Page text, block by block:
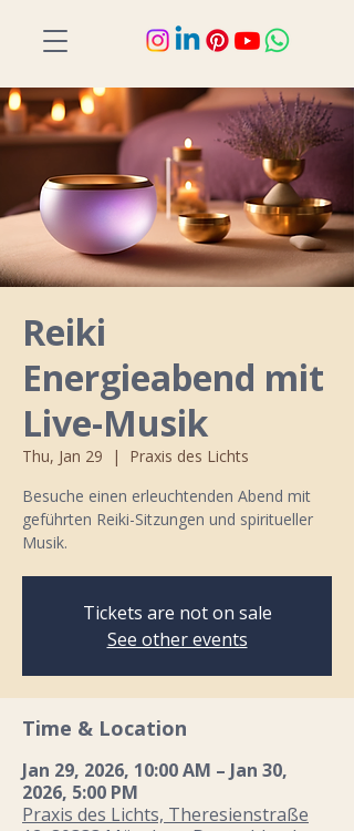
Reiki
Energieabend mit
Live-Musik
Thu, Jan 29
  |
Praxis des Lichts
Besuche einen erleuchtenden Abend mit
geführten Reiki-Sitzungen und spiritueller
Musik.
Tickets are not on sale
See other events
Time & Location
Jan 29, 2026, 10:00 AM – Jan 30,
2026, 5:00 PM
Praxis des Lichts, Theresienstraße